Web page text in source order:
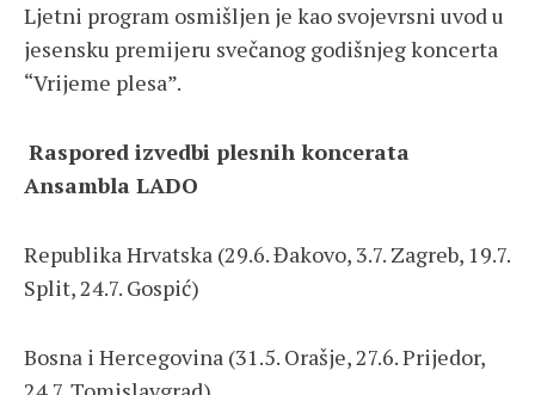
Ljetni program osmišljen je kao svojevrsni uvod u
jesensku premijeru svečanog godišnjeg koncerta
“Vrijeme plesa”.
Raspored izvedbi plesnih koncerata
Ansambla LADO
Republika Hrvatska (29.6. Đakovo, 3.7. Zagreb, 19.7.
Split, 24.7. Gospić)
Bosna i Hercegovina (31.5. Orašje, 27.6. Prijedor,